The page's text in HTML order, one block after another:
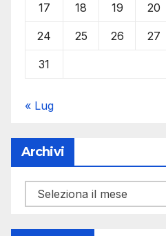
17 18 19 20
24 25 26 27
31
« Lug
Archivi
Archivi